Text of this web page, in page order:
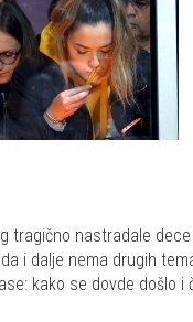
tragično nastradale
i dalje nema drugih
kako se dovde došlo i